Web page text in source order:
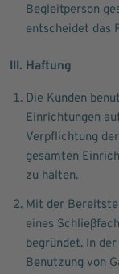
Begleitperson
entscheidet das
III. Haftung
Die Kunden
Einrichtungen
Verpflichtung
gesamten
zu halten.
Mit der
eines
begründet. In
Benutzung von